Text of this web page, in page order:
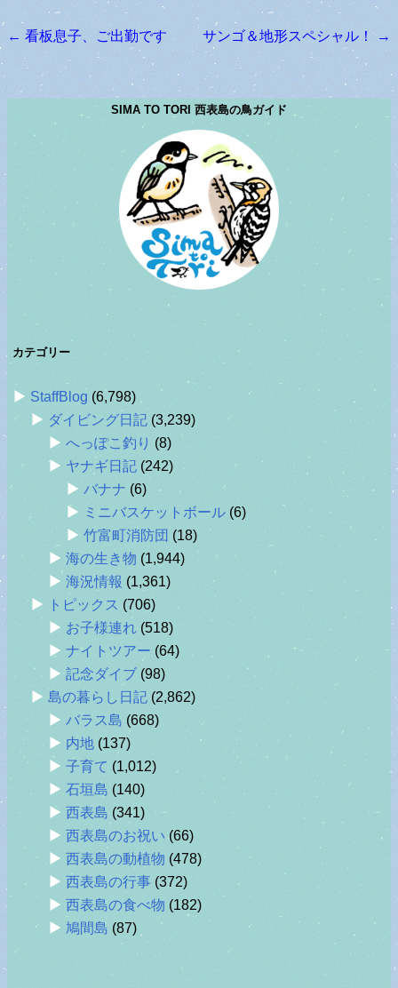
投稿ナビゲーション
← 看板息子、ご出勤です サンゴ＆地形スペシャル！ →
SIMA TO TORI 西表島の鳥ガイド
カテゴリー
StaffBlog (6,798)
ダイビング日記 (3,239)
へっぽこ釣り (8)
ヤナギ日記 (242)
バナナ (6)
ミニバスケットボール (6)
竹富町消防団 (18)
海の生き物 (1,944)
海況情報 (1,361)
トピックス (706)
お子様連れ (518)
ナイトツアー (64)
記念ダイブ (98)
島の暮らし日記 (2,862)
バラス島 (668)
内地 (137)
子育て (1,012)
石垣島 (140)
西表島 (341)
西表島のお祝い (66)
西表島の動植物 (478)
西表島の行事 (372)
西表島の食べ物 (182)
鳩間島 (87)